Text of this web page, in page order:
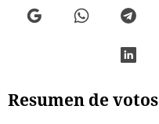
Resumen de votos